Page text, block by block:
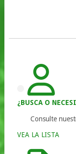
¿BUSCA O
Consulte
VEA LA LISTA